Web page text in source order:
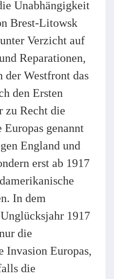
Unabhängigkeit
Brest-Litowsk
Verzicht auf
Reparationen,
der Westfront das
den Ersten
zu Recht die
Europas genannt
England und
erst ab 1917
In dem
1917
die
Invasion Europas,
die